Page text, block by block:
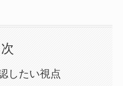
したい視点